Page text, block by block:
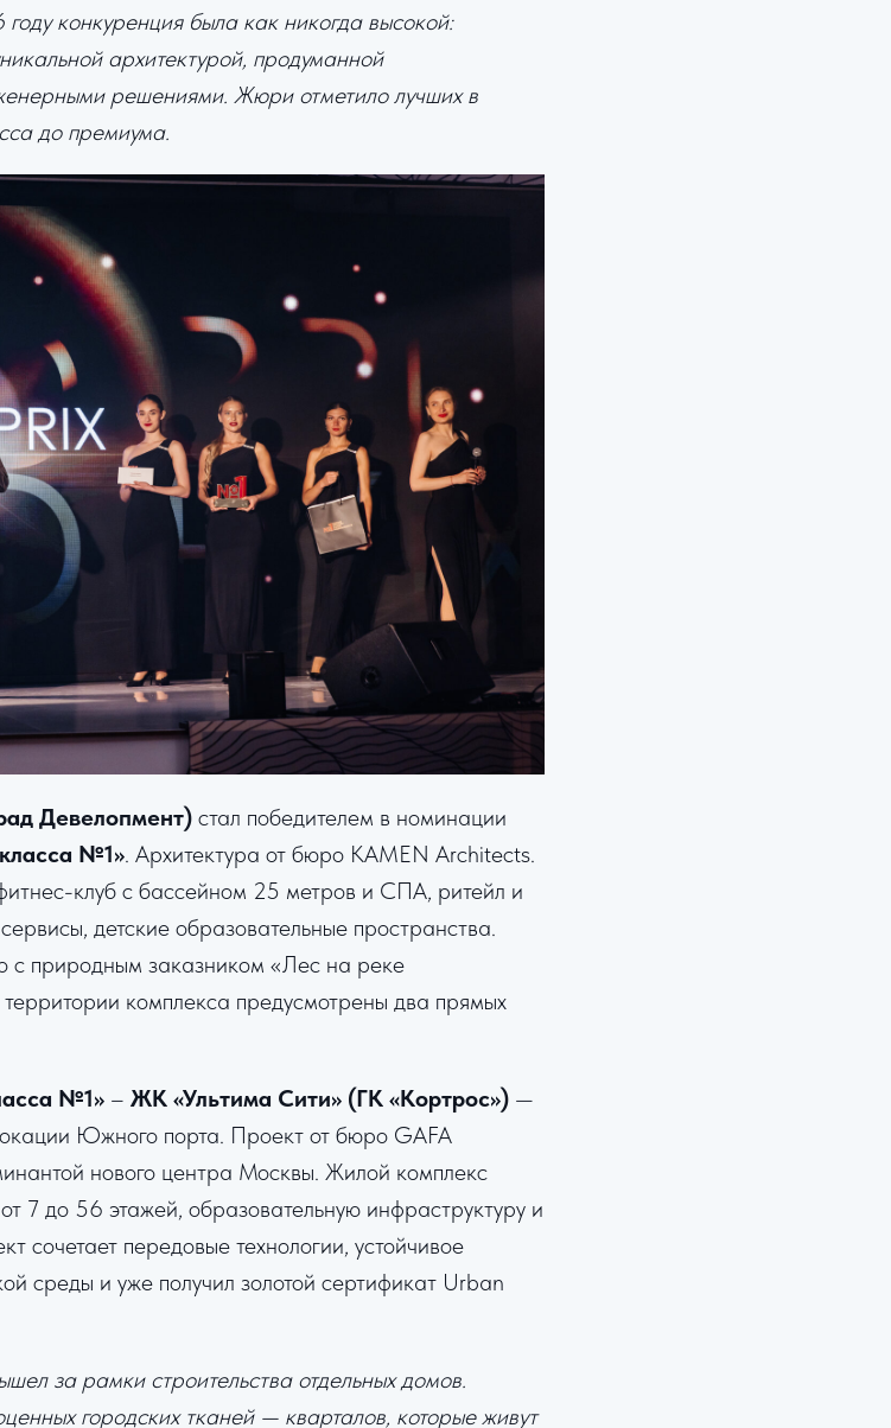
конкуренция была как никогда высокой:
архитектурой, продуманной
решениями. Жюри отметило лучших в
до премиума.
Девелопмент) стал победителем в номинации
№1». Архитектура от бюро KAMEN Architects.
клуб с бассейном 25 метров и СПА, ритейл и
детские образовательные пространства.
с природным заказником «Лес на реке
комплекса предусмотрены два прямых
№1» – ЖК «Ультима Сити» (ГК «Кортрос») —
Южного порта. Проект от бюро GAFA
нового центра Москвы. Жилой комплекс
7 до 56 этажей, образовательную инфраструктуру и
сочетает передовые технологии, устойчивое
среды и уже получил золотой сертификат Urban
за рамки строительства отдельных домов.
городских тканей — кварталов, которые живут